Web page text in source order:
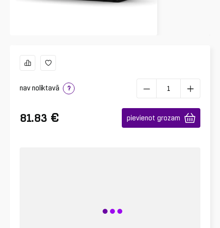
nav noliktavā ?
81.83 € pievienot grozam